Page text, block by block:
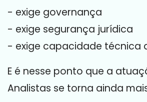
- exige governança
- exige segurança jurídica
- exige capacidade técnica
E é nesse ponto que a
Analistas se torna ainda